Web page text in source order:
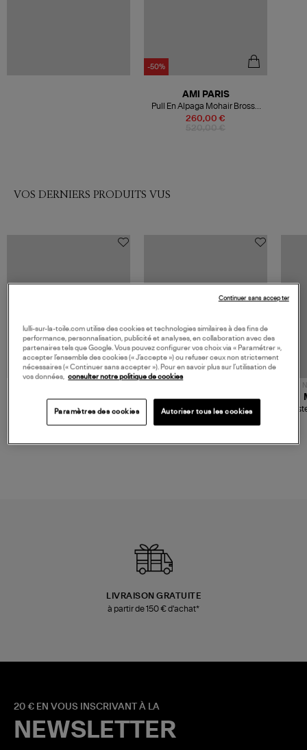
-50%
260,00 €
AMI PARIS
Pull En Alpaga Mohair Brosse
Beige
VOS DERNIERS PRODUITS VUS
JEROME DREYFUSS
Sac Bobi S Cuir Lamé
TORAL
Mocassins Killian Sport
LIVRAISON GRATUITE
à partir de 150 € d'achat*
20 € EN VOUS INSCRIVANT À LA
NEWSLETTER
lulli-sur-la-toile.com utilise des cookies et technologies similaires à des fins de
performance, personnalisation, publicité et analyses, en collaboration avec des
partenaires tels que Google. Vous pouvez configurer vos choix via « Paramétrer »,
accepter l’ensemble des cookies (« J’accepte ») ou refuser ceux non strictement
nécessaires (« Continuer sans accepter »). Pour en savoir plus sur l’utilisation de
vos données, consulter notre politique de cookies
Paramètres des cookies Autoriser tous les cookies
Continuer sans accepter